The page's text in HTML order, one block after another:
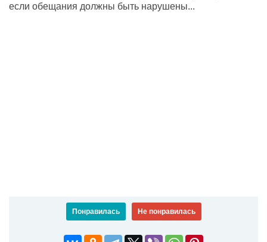
если обещания должны быть нарушены...
Понравилась Не понравилась